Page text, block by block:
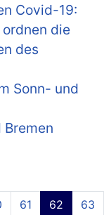
Covid-19:
die
des
Sonn- und
61 62 63